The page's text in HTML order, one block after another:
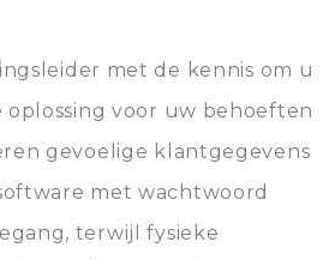
met de kennis om u
voor uw behoeften
gevoelige klantgegevens
met wachtwoord
terwijl fysieke